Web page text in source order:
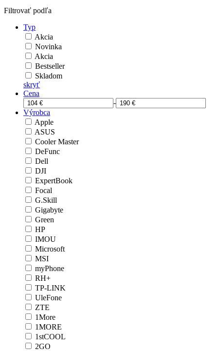
Filtrovať podľa
Typ
Akcia
Novinka
Akcia
Bestseller
Skladom
skryť
Cena
-
Výrobca
Apple
ASUS
Cooler Master
DeFunc
Dell
DJI
ExpertBook
Focal
G.Skill
Gigabyte
Green
HP
IMOU
Microsoft
MSI
myPhone
RH+
TP-LINK
UleFone
ZTE
1More
1MORE
1stCOOL
2GO